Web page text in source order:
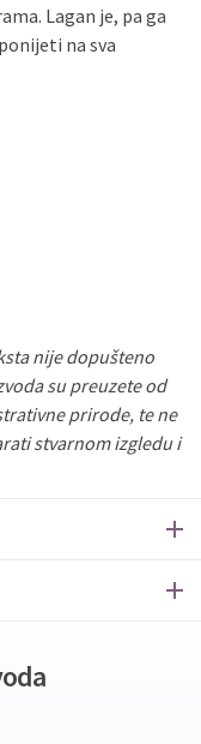
Lagan je, pa ga
na sva
nije dopušteno
su preuzete od
prirode, te ne
stvarnom izgledu i